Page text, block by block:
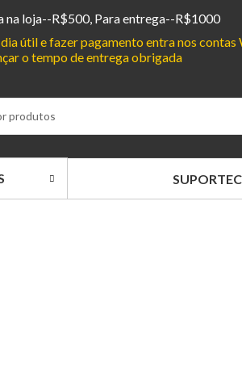
loja--R$500, Para entrega--R$1000
útil e fazer pagamento entra nos contas
o tempo de entrega obrigada
SUPORTE